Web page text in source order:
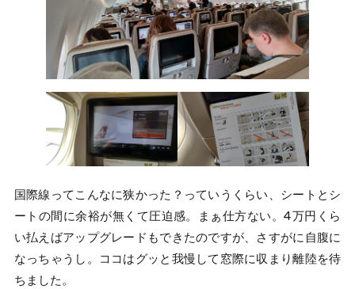
国際線ってこんなに狭かった？っていうくらい、シートとシ
ートの間に余裕が無くて圧迫感。まぁ仕方ない。4万円くら
い払えばアップグレードもできたのですが、さすがに自腹に
なっちゃうし。ココはグッと我慢して窓際に収まり離陸を待
ちました。